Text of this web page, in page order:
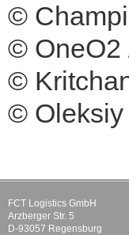
©
© OneO2
©
© Oleksiy
FCT Logistics GmbH
Arzberger Str. 5
D-93057 Regensburg